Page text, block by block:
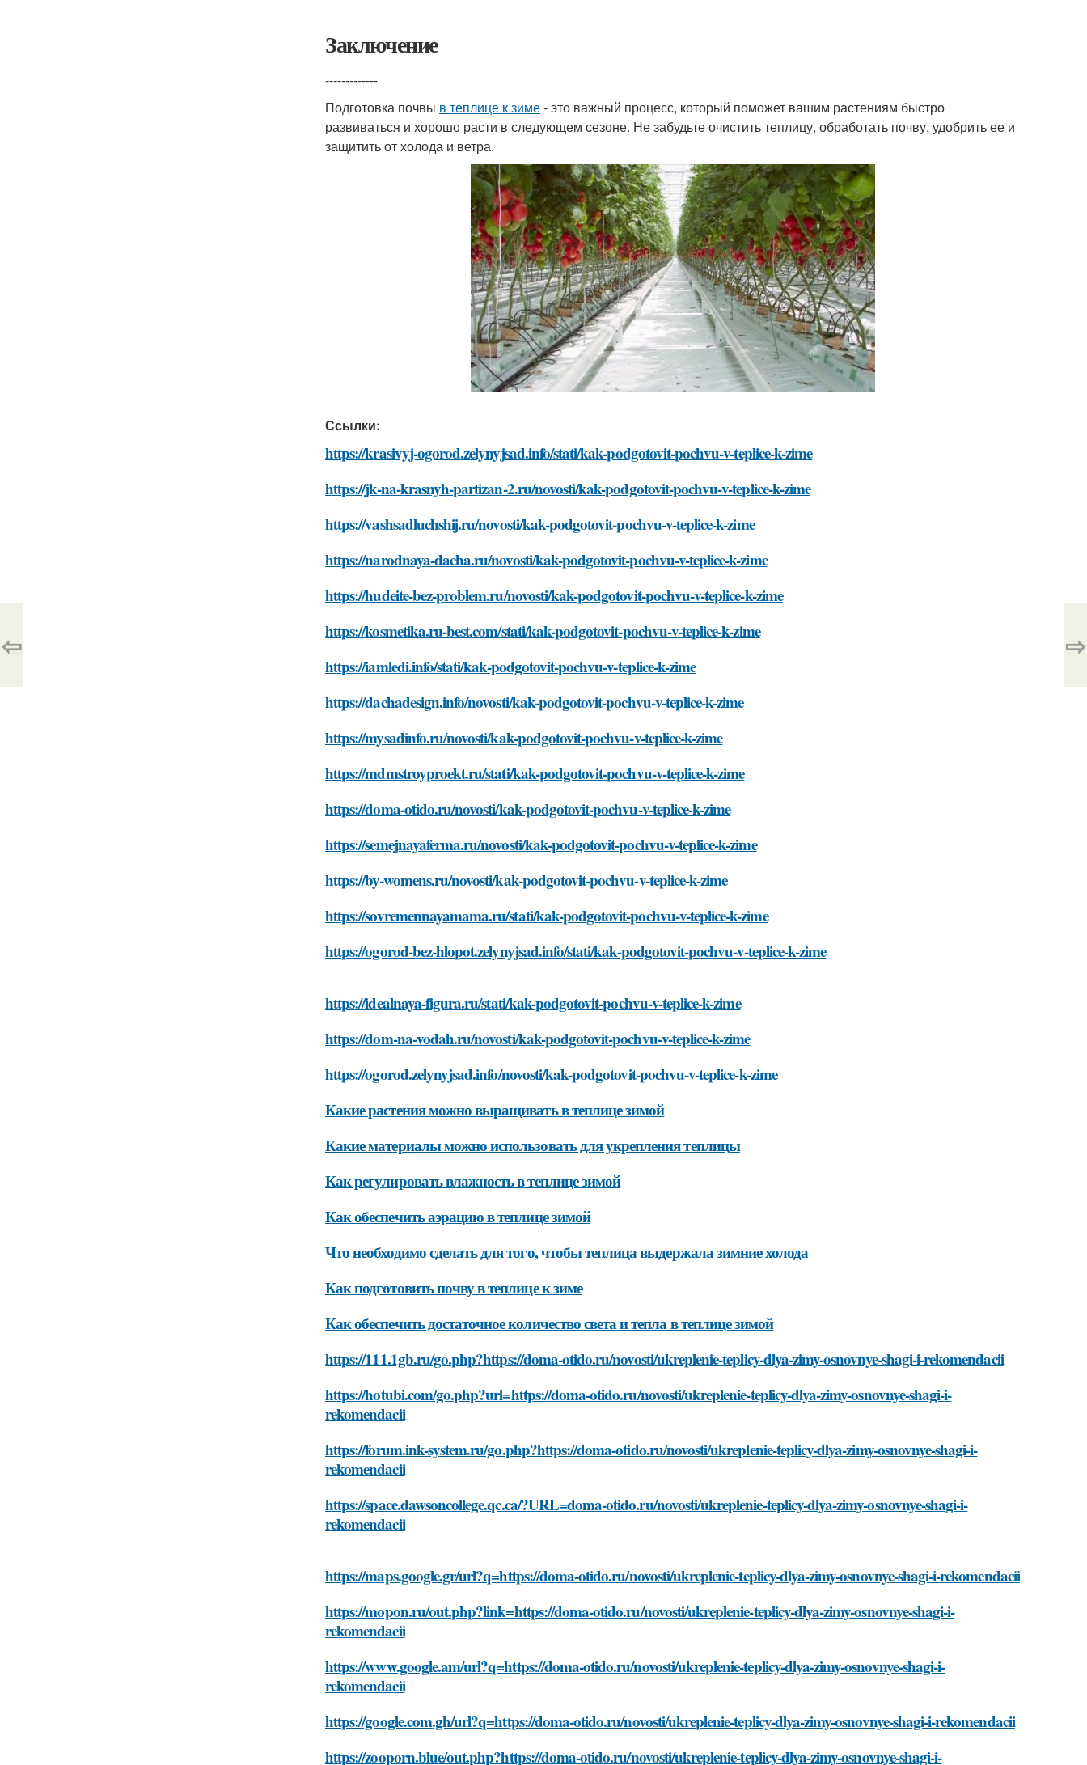
Заключение
-------------
Подготовка почвы в теплице к зиме- это важный процесс, который поможет вашим растениям быстро
развиваться и хорошо расти в следующем сезоне. Не забудьте очистить теплицу, обработать почву, удобрить ее и
защитить от холода и ветра.
Ссылки:
https://krasivyj-ogorod.zelynyjsad.info/stati/kak-podgotovit-pochvu-v-teplice-k-zime
https://jk-na-krasnyh-partizan-2.ru/novosti/kak-podgotovit-pochvu-v-teplice-k-zime
https://vashsadluchshij.ru/novosti/kak-podgotovit-pochvu-v-teplice-k-zime
https://narodnaya-dacha.ru/novosti/kak-podgotovit-pochvu-v-teplice-k-zime
https://hudeite-bez-problem.ru/novosti/kak-podgotovit-pochvu-v-teplice-k-zime
https://kosmetika.ru-best.com/stati/kak-podgotovit-pochvu-v-teplice-k-zime
https://iamledi.info/stati/kak-podgotovit-pochvu-v-teplice-k-zime
https://dachadesign.info/novosti/kak-podgotovit-pochvu-v-teplice-k-zime
https://mysadinfo.ru/novosti/kak-podgotovit-pochvu-v-teplice-k-zime
https://mdmstroyproekt.ru/stati/kak-podgotovit-pochvu-v-teplice-k-zime
https://doma-otido.ru/novosti/kak-podgotovit-pochvu-v-teplice-k-zime
https://semejnayaferma.ru/novosti/kak-podgotovit-pochvu-v-teplice-k-zime
https://by-womens.ru/novosti/kak-podgotovit-pochvu-v-teplice-k-zime
https://sovremennayamama.ru/stati/kak-podgotovit-pochvu-v-teplice-k-zime
https://ogorod-bez-hlopot.zelynyjsad.info/stati/kak-podgotovit-pochvu-v-teplice-k-zime
https://idealnaya-figura.ru/stati/kak-podgotovit-pochvu-v-teplice-k-zime
https://dom-na-vodah.ru/novosti/kak-podgotovit-pochvu-v-teplice-k-zime
https://ogorod.zelynyjsad.info/novosti/kak-podgotovit-pochvu-v-teplice-k-zime
Какие растения можно выращивать в теплице зимой
Какие материалы можно использовать для укрепления теплицы
Как регулировать влажность в теплице зимой
Как обеспечить аэрацию в теплице зимой
Что необходимо сделать для того, чтобы теплица выдержала зимние холода
Как подготовить почву в теплице к зиме
Как обеспечить достаточное количество света и тепла в теплице зимой
https://111.1gb.ru/go.php?https://doma-otido.ru/novosti/ukreplenie-teplicy-dlya-zimy-osnovnye-shagi-i-rekomendacii
https://hotubi.com/go.php?url=https://doma-otido.ru/novosti/ukreplenie-teplicy-dlya-zimy-osnovnye-shagi-i-
rekomendacii
https://forum.ink-system.ru/go.php?https://doma-otido.ru/novosti/ukreplenie-teplicy-dlya-zimy-osnovnye-shagi-i-
rekomendacii
https://space.dawsoncollege.qc.ca/?URL=doma-otido.ru/novosti/ukreplenie-teplicy-dlya-zimy-osnovnye-shagi-i-
rekomendacii
https://maps.google.gr/url?q=https://doma-otido.ru/novosti/ukreplenie-teplicy-dlya-zimy-osnovnye-shagi-i-rekomendacii
https://mopon.ru/out.php?link=https://doma-otido.ru/novosti/ukreplenie-teplicy-dlya-zimy-osnovnye-shagi-i-
rekomendacii
https://www.google.am/url?q=https://doma-otido.ru/novosti/ukreplenie-teplicy-dlya-zimy-osnovnye-shagi-i-
rekomendacii
https://google.com.gh/url?q=https://doma-otido.ru/novosti/ukreplenie-teplicy-dlya-zimy-osnovnye-shagi-i-rekomendacii
https://zooporn.blue/out.php?https://doma-otido.ru/novosti/ukreplenie-teplicy-dlya-zimy-osnovnye-shagi-i-
⇦ ⇨